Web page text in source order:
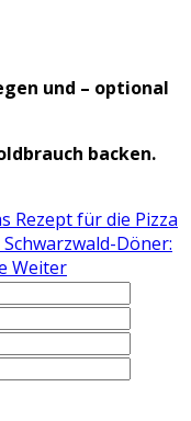
und – optional
backen.
Rezept für die Pizza
Döner:
Weiter